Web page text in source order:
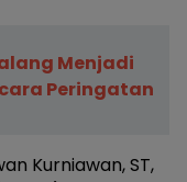
Menjadi
Peringatan
Kurniawan, ST,